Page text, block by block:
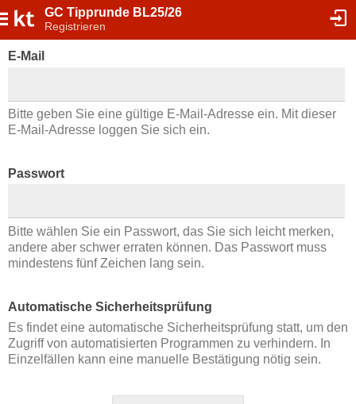
GC Tipprunde BL25/26
Registrieren
E-Mail
Bitte geben Sie eine gültige E-Mail-Adresse ein. Mit dieser
E-Mail-Adresse loggen Sie sich ein.
Passwort
Bitte wählen Sie ein Passwort, das Sie sich leicht merken,
andere aber schwer erraten können. Das Passwort muss
mindestens fünf Zeichen lang sein.
Automatische Sicherheitsprüfung
Es findet eine automatische Sicherheitsprüfung statt, um den
Zugriff von automatisierten Programmen zu verhindern. In
Einzelfällen kann eine manuelle Bestätigung nötig sein.